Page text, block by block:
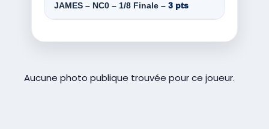
JAMES – NC0 – 1/8 Finale – 3 pts
Aucune photo publique trouvée pour ce joueur.